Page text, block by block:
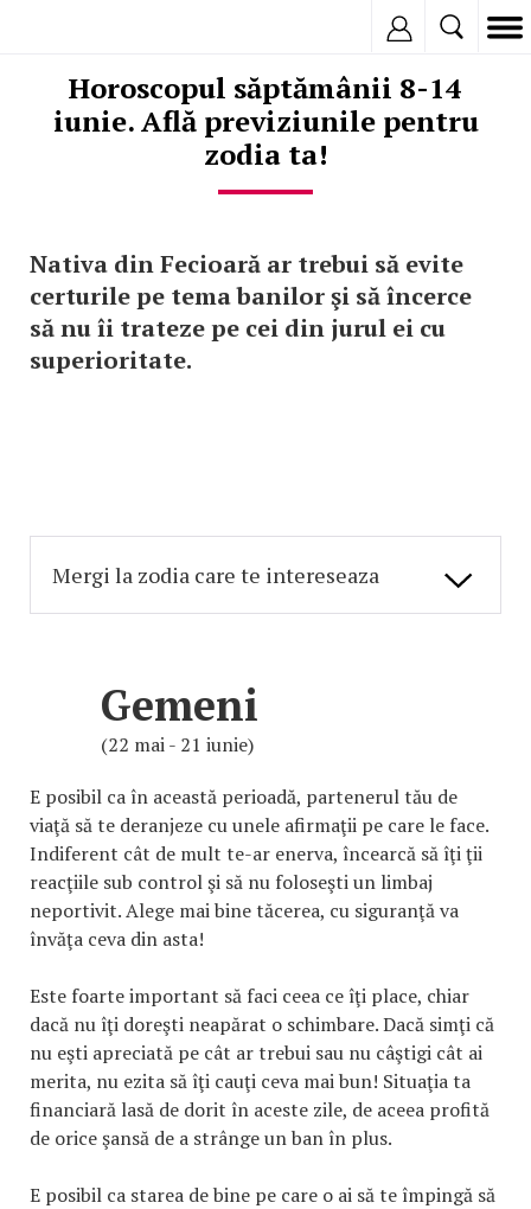
Horoscopul săptămânii 8-14
iunie. Află previziunile pentru
zodia ta!
Nativa din Fecioară ar trebui să evite
certurile pe tema banilor şi să încerce
să nu îi trateze pe cei din jurul ei cu
superioritate.
Gemeni
(22 mai - 21 iunie)
E posibil ca în această perioadă, partenerul tău de
viaţă să te deranjeze cu unele afirmaţii pe care le face.
Indiferent cât de mult te-ar enerva, încearcă să îţi ţii
reacţiile sub control şi să nu foloseşti un limbaj
neportivit. Alege mai bine tăcerea, cu siguranţă va
învăţa ceva din asta!
Este foarte important să faci ceea ce îţi place, chiar
dacă nu îţi doreşti neapărat o schimbare. Dacă simţi că
nu eşti apreciată pe cât ar trebui sau nu câştigi cât ai
merita, nu ezita să îţi cauţi ceva mai bun! Situaţia ta
financiară lasă de dorit în aceste zile, de aceea profită
de orice şansă de a strânge un ban în plus.
E posibil ca starea de bine pe care o ai să te împingă să